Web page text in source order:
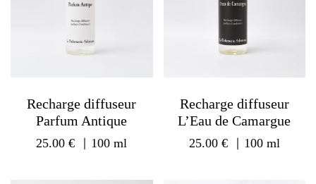
Recharge diffuseur
Parfum Antique
25.00€ ｜100 ml
Recharge diffuseur
L’Eau de Camargue
25.00 € ｜100 ml